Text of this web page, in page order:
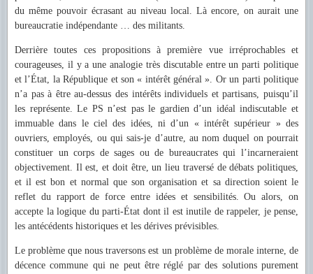
du même pouvoir écrasant au niveau local. Là encore, on aurait une
bureaucratie indépendante … des militants.
Derrière toutes ces propositions à première vue irréprochables et
courageuses, il y a une analogie très discutable entre un parti politique
et l’État, la République et son « intérêt général ». Or un parti politique
n’a pas à être au-dessus des intérêts individuels et partisans, puisqu’il
les représente. Le PS n’est pas le gardien d’un idéal indiscutable et
immuable dans le ciel des idées, ni d’un « intérêt supérieur » des
ouvriers, employés, ou qui sais-je d’autre, au nom duquel on pourrait
constituer un corps de sages ou de bureaucrates qui l’incarneraient
objectivement. Il est, et doit être, un lieu traversé de débats politiques,
et il est bon et normal que son organisation et sa direction soient le
reflet du rapport de force entre idées et sensibilités. Ou alors, on
accepte la logique du parti-État dont il est inutile de rappeler, je pense,
les antécédents historiques et les dérives prévisibles.
Le problème que nous traversons est un problème de morale interne, de
décence commune qui ne peut être réglé par des solutions purement